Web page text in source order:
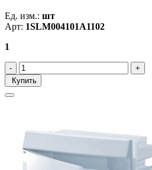
Ед. изм.: шт
Арт: 1SLM004101A1102
1
Купить